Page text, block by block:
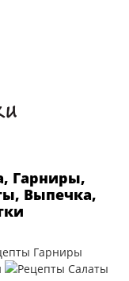
Гарниры,
Выпечка,